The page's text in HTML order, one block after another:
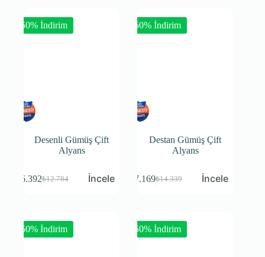
-50% İndirim
Desenli Gümüş Çift
Alyans
₺12.784
6.392
-50% İndirim
Destan Gümüş Çift
Alyans
₺14.339
7.169
-50% İndirim -50% İndirim